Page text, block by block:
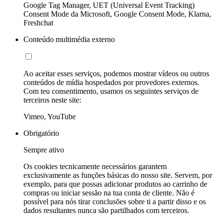
Google Tag Manager, UET (Universal Event Tracking)
Consent Mode da Microsoft, Google Consent Mode, Klarna,
Freshchat
Conteúdo multimédia externo
Ao aceitar esses serviços, podemos mostrar vídeos ou outros
conteúdos de mídia hospedados por provedores externos.
Com teu consentimento, usamos os seguintes serviços de
terceiros neste site:
Vimeo, YouTube
Obrigatório
Sempre ativo
Os cookies tecnicamente necessários garantem
exclusivamente as funções básicas do nosso site. Servem, por
exemplo, para que possas adicionar produtos ao carrinho de
compras ou iniciar sessão na tua conta de cliente. Não é
possível para nós tirar conclusões sobre ti a partir disso e os
dados resultantes nunca são partilhados com terceiros.